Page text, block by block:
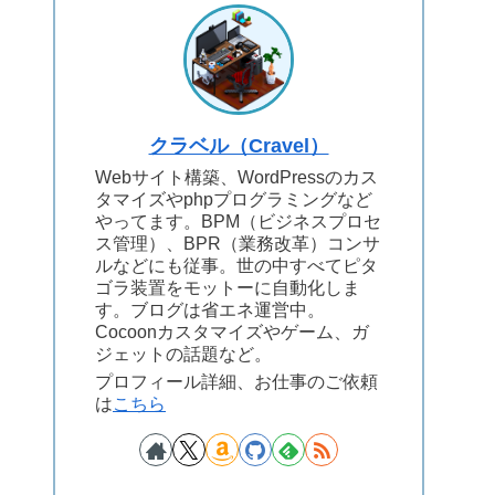
クラベル（Cravel）
Webサイト構築、WordPressのカス
タマイズやphpプログラミングなど
やってます。BPM（ビジネスプロセ
ス管理）、BPR（業務改革）コンサ
ルなどにも従事。世の中すべてピタ
ゴラ装置をモットーに自動化しま
す。ブログは省エネ運営中。
Cocoonカスタマイズやゲーム、ガ
ジェットの話題など。
プロフィール詳細、お仕事のご依頼
はこちら